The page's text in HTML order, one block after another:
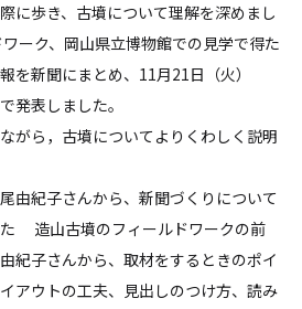
に歩き、古墳について理解を深めまし
ーク、岡山県立博物館での見学で得た
を新聞にまとめ、11月21日（火）
発表しました。
がら，古墳についてよりくわしく説明
由紀子さんから、新聞づくりについて
造山古墳のフィールドワークの前
紀子さんから、取材をするときのポイ
アウトの工夫、見出しのつけ方、読み